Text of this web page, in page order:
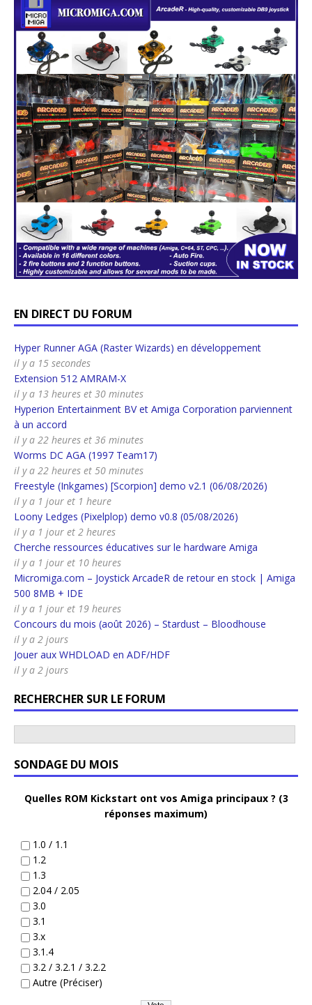
EN DIRECT DU FORUM
Hyper Runner AGA (Raster Wizards) en développement
il y a 15 secondes
Extension 512 AMRAM-X
il y a 13 heures et 30 minutes
Hyperion Entertainment BV et Amiga Corporation parviennent
à un accord
il y a 22 heures et 36 minutes
Worms DC AGA (1997 Team17)
il y a 22 heures et 50 minutes
Freestyle (Inkgames) [Scorpion] demo v2.1 (06/08/2026)
il y a 1 jour et 1 heure
Loony Ledges (Pixelplop) demo v0.8 (05/08/2026)
il y a 1 jour et 2 heures
Cherche ressources éducatives sur le hardware Amiga
il y a 1 jour et 10 heures
Micromiga.com – Joystick ArcadeR de retour en stock | Amiga
500 8MB + IDE
il y a 1 jour et 19 heures
Concours du mois (août 2026) – Stardust – Bloodhouse
il y a 2 jours
Jouer aux WHDLOAD en ADF/HDF
il y a 2 jours
RECHERCHER SUR LE FORUM
SONDAGE DU MOIS
Quelles ROM Kickstart ont vos Amiga principaux ? (3
réponses maximum)
1.0 / 1.1
1.2
1.3
2.04 / 2.05
3.0
3.1
3.x
3.1.4
3.2 / 3.2.1 / 3.2.2
Autre (Préciser)